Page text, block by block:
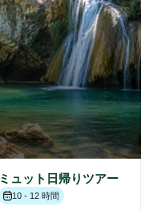
ミュット日帰りツアー
10 - 12 時間